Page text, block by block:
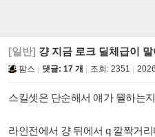
[일반] 걍 지금 로크 딜체급이
팜스 댓글: 17 개 조회: 2351
스킬셋은 단순해서 얘가 뭘하는
라인전에서 걍 뒤에서 q 깔짝거